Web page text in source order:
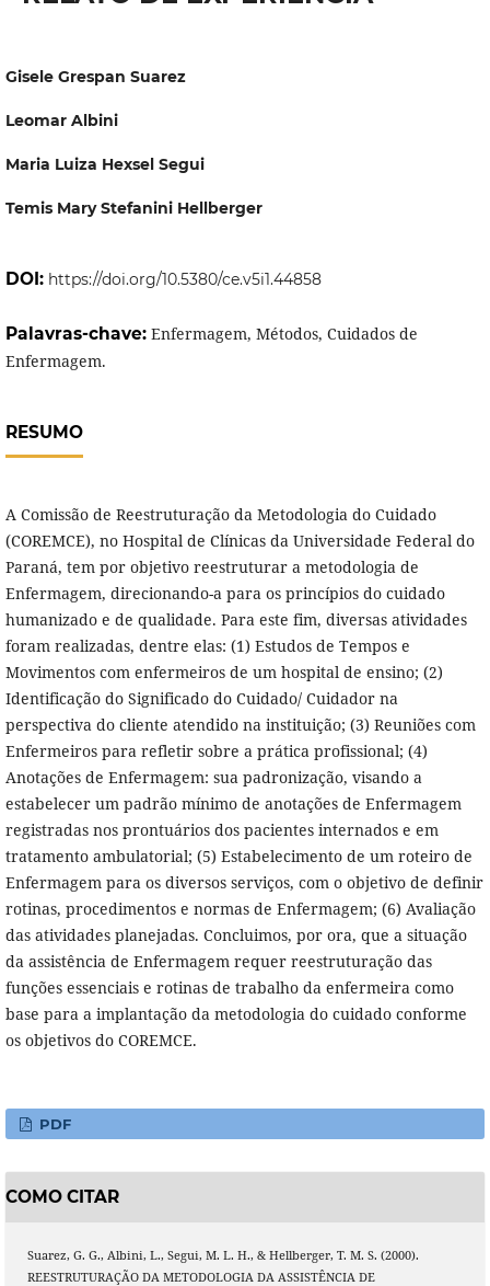
Gisele Grespan Suarez
Leomar Albini
Maria Luiza Hexsel Segui
Temis Mary Stefanini Hellberger
DOI: https://doi.org/10.5380/ce.v5i1.44858
Palavras-chave: Enfermagem, Métodos, Cuidados de
Enfermagem.
RESUMO
A Comissão de Reestruturação da Metodologia do Cuidado
(COREMCE), no Hospital de Clínicas da Universidade Federal do
Paraná, tem por objetivo reestruturar a metodologia de
Enfermagem, direcionando-a para os princípios do cuidado
humanizado e de qualidade. Para este fim, diversas atividades
foram realizadas, dentre elas: (1) Estudos de Tempos e
Movimentos com enfermeiros de um hospital de ensino; (2)
Identificação do Significado do Cuidado/ Cuidador na
perspectiva do cliente atendido na instituição; (3) Reuniões com
Enfermeiros para refletir sobre a prática profissional; (4)
Anotações de Enfermagem: sua padronização, visando a
estabelecer um padrão mínimo de anotações de Enfermagem
registradas nos prontuários dos pacientes internados e em
tratamento ambulatorial; (5) Estabelecimento de um roteiro de
Enfermagem para os diversos serviços, com o objetivo de definir
rotinas, procedimentos e normas de Enfermagem; (6) Avaliação
das atividades planejadas. Concluimos, por ora, que a situação
da assistência de Enfermagem requer reestruturação das
funções essenciais e rotinas de trabalho da enfermeira como
base para a implantação da metodologia do cuidado conforme
os objetivos do COREMCE.
PDF
COMO CITAR
Suarez, G. G., Albini, L., Segui, M. L. H., & Hellberger, T. M. S. (2000).
REESTRUTURAÇÃO DA METODOLOGIA DA ASSISTÊNCIA DE